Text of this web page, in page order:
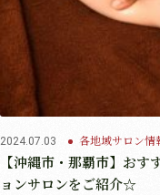
2024.07.03 各地域サロン情
【沖縄市・那覇市】おす
ョンサロンをご紹介☆